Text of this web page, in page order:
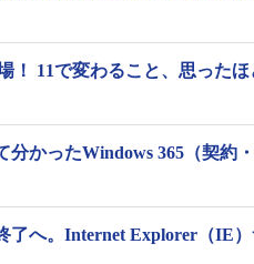
！ 11で変わること、思った
分かったWindows 365（契約
了へ。Internet Explorer（IE